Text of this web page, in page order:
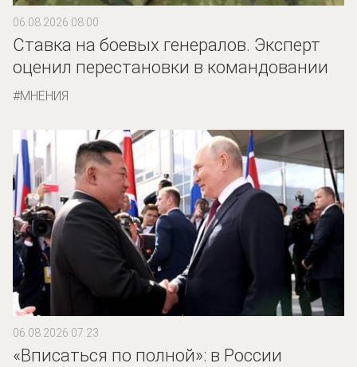
06.08.2026 08:00
Ставка на боевых генералов. Эксперт
оценил перестановки в командовании
МНЕНИЯ
06.08.2026 07:23
«Вписаться по полной»: в России